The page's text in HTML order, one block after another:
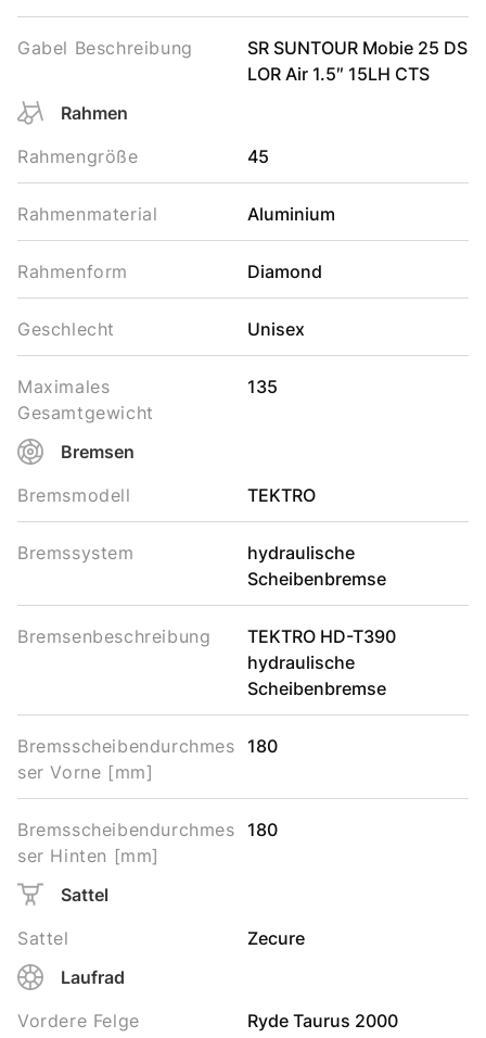
Gabel Beschreibung
SR SUNTOUR Mobie 25 DS
LOR Air 1.5″ 15LH CTS
Rahmen
Rahmengröße
45
Rahmenmaterial Aluminium
Rahmenform Diamond
Geschlecht Unisex
Maximales
Gesamtgewicht
135
Bremsen
Bremsmodell
TEKTRO
Bremssystem
hydraulische
Scheibenbremse
Bremsenbeschreibung
TEKTRO HD-T390
hydraulische
Scheibenbremse
Bremsscheibendurchmes
ser Vorne [mm]
180
Bremsscheibendurchmes
ser Hinten [mm]
180
Sattel
Sattel
Zecure
Laufrad
Vordere Felge
Ryde Taurus 2000